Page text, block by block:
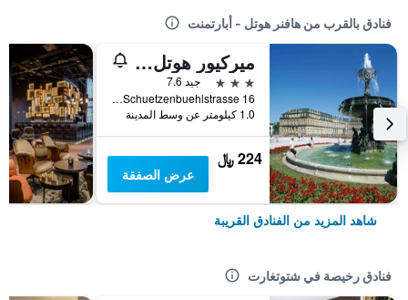
فنادق بالقرب من هافنر هوتل - أبارتمنت
ميركيور هوتل شتوتجارت زوفنهاوسن
3 نجوم
جيد 7.6
Schuetzenbuehlstrasse 16, شتوتغارت, بادن - فورتمبيرغ, ألمانيا
1.0 كيلومتر عن وسط المدينة
224 ﷼
عرض الصفقة
شاهد المزيد من الفنادق القريبة
فنادق رخيصة في شتوتغارت